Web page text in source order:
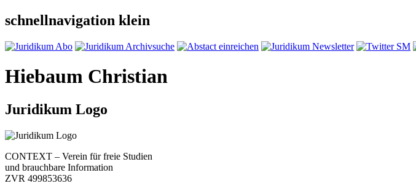
schnellnavigation klein
Hiebaum Christian
Juridikum Logo
CONTEXT – Verein für freie Studien
und brauchbare Information
ZVR 499853636